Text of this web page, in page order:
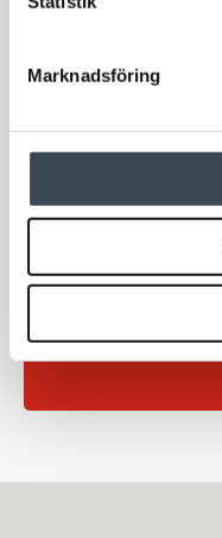
Marknadsföring
Telefonnummer
Meddelande